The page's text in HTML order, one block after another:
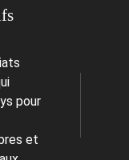
pour
et